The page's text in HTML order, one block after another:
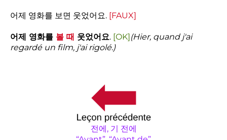
어제 영화를 보면 웃었어요. [FAUX]
어제 영화를 볼 때 웃었어요. [OK] (Hier, quand j'ai
regardé un film, j'ai rigolé.)
전에, 기 전에